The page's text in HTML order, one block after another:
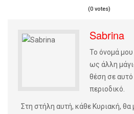
(0 votes)
Sabrina
Το όνομά μου
ως άλλη
θέση σε αυτό
περιοδικό.
Στη στήλη αυτή, κάθε Κυριακή, θα